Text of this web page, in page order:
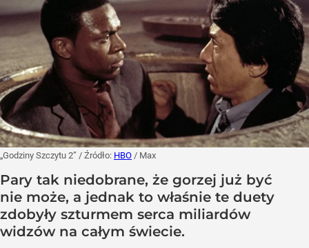
„Godziny Szczytu 2” / Źródło: HBO / Max
Pary tak niedobrane, że gorzej już być
nie może, a jednak to właśnie te duety
zdobyły szturmem serca miliardów
widzów na całym świecie.